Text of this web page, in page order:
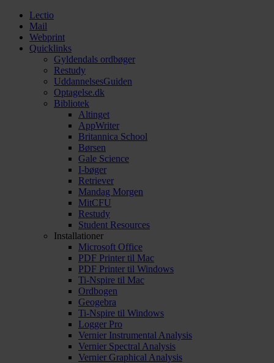
Lectio
Mail
Webprint
Quicklinks
Gyldendals ordbøger
Restudy
UddannelsesGuiden
Optagelse.dk
Bibliotek
Altinget
AppWriter
Britannica School
Børsen
Gale Science
I-bøger
Retriever
Mandag Morgen
MitCFU
Restudy
Student Resources
Installationer
Microsoft Office
PDF Printer til Mac
PDF Printer til Windows
Ti-Nspire til Mac
Ordbogen
Geogebra
Ti-Nspire til Windows
Logger Pro
Vernier Instrumental Analysis
Vernier Spectral Analysis
Vernier Graphical Analysis